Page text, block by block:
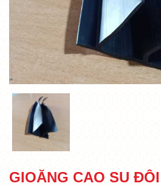
GIOĂNG CAO SU ĐÔI